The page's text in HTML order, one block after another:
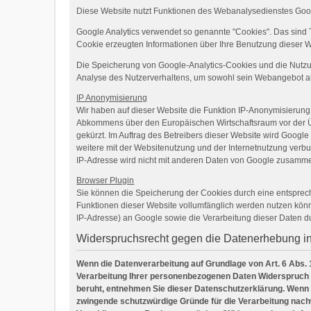
Diese Website nutzt Funktionen des Webanalysedienstes
Google Analytics verwendet so genannte "Cookies". Das
Cookie erzeugten Informationen über Ihre Benutzung dieser
Die Speicherung von Google-Analytics-Cookies und die
Analyse des Nutzerverhaltens, um sowohl sein Webangebot
IP Anonymisierung
Wir haben auf dieser Website die Funktion IP-
Abkommens über den Europäischen Wirtschaftsraum vor
gekürzt. Im Auftrag des Betreibers dieser Website wird
weitere mit der Websitenutzung und der Internetnutzung
IP-Adresse wird nicht mit anderen Daten von Google
Browser Plugin
Sie können die Speicherung der Cookies durch eine
Funktionen dieser Website vollumfänglich werden nutzen
IP-Adresse) an Google sowie die Verarbeitung dieser
Widerspruchsrecht gegen die Datenerhebung
Wenn die Datenverarbeitung auf Grundlage von Art. 6
Verarbeitung Ihrer personenbezogenen Daten
beruht, entnehmen Sie dieser Datenschutzerklärung.
zwingende schutzwürdige Gründe für die Verarbeitung